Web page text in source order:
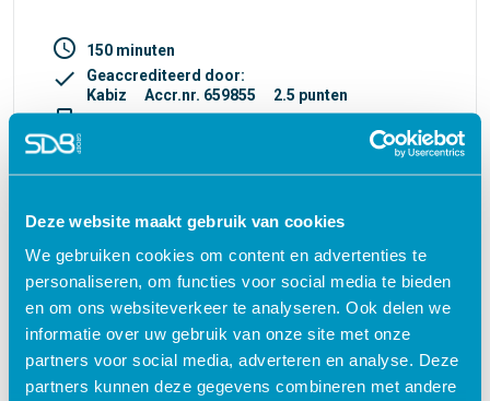
Deze website maakt gebruik van cookies
We gebruiken cookies om content en advertenties te
personaliseren, om functies voor social media te bieden
en om ons websiteverkeer te analyseren. Ook delen we
informatie over uw gebruik van onze site met onze
partners voor social media, adverteren en analyse. Deze
partners kunnen deze gegevens combineren met andere
access_time 150 minuten
check
Geaccrediteerd door:
Kabiz
Accr.nr. 659855 2.5 punten
turned_in_not
Waarom kiezen voor deze
e-learning?